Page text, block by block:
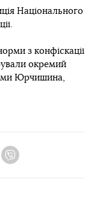
Національного
з конфіскації
окремий
Юрчишина,